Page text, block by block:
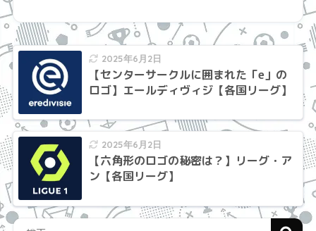
2025年6月2日
【センターサークルに囲まれた「e」の
ロゴ】エールディヴィジ【各国リーグ】
2025年6月2日
【六角形のロゴの秘密は？】リーグ・ア
ン【各国リーグ】